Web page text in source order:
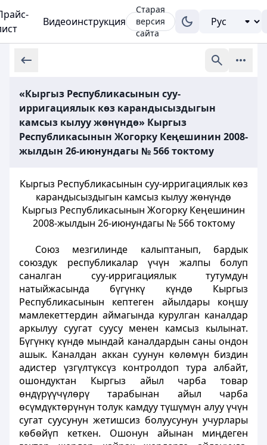
Видеоинструкция
Старая
версия
сайта
«Кыргыз Республикасынын суу-
ирригациялык көз карандысыздыгын
камсыз кылуу жөнүндө» Кыргыз
Республикасынын Жогорку Кеңешинин 2008-
жылдын 26-июнундагы № 566 токтому
Кыргыз Республикасынын суу-ирригациялык көз
карандысыздыгын камсыз кылуу жөнүндө
Кыргыз Республикасынын Жогорку Кеңешинин
2008-жылдын 26-июнундагы № 566 токтому
Союз мезгилинде калыптанып, бардык
союздук республикалар үчүн жалпы болуп
саналган суу-ирригациялык тутумдун
натыйжасында бүгүнкү күндө Кыргыз
Республикасынын кептеген айылдары коңшу
мамлекеттердин аймагында курулган каналдар
аркылуу суугат суусу менен камсыз кылынат.
Бүгүнкү күндө мындай каналдардын саны ондон
ашык. Каналдан аккан суунун көлөмүн биздин
адистер үзгүлтүксүз контролдоп тура албайт,
ошондуктан Кыргыз айыл чарба товар
өндүрүүчүлөрү тарабынан айыл чарба
өсүмдүктөрүнүн толук камдуу түшүмүн алуу үчүн
сугат суусунун жетишсиз болуусунун учурлары
көбөйүп кеткен. Ошонун айынан миңдеген